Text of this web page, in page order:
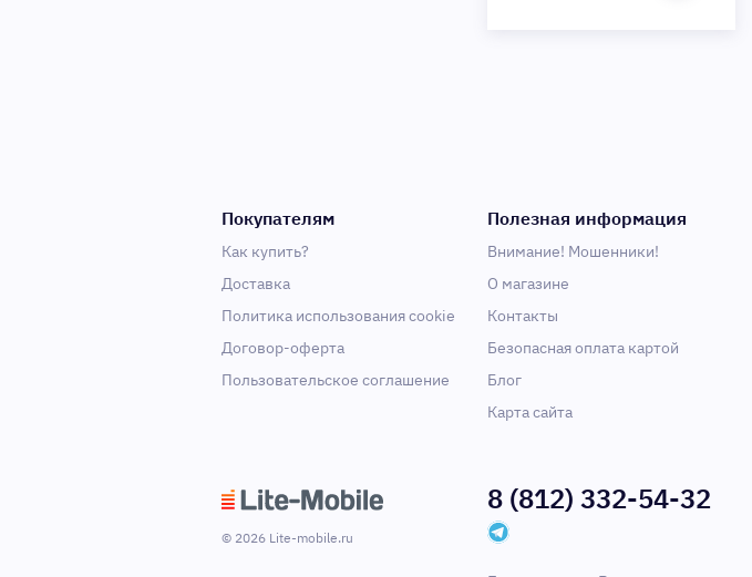
Покупателям
Как купить?
Доставка
Политика использования cookie
Договор-оферта
Пользовательское соглашение
Полезная информация
Внимание! Мошенники!
О магазине
Контакты
Безопасная оплата картой
Блог
Карта сайта
© 2026 Lite-mobile.ru
8 (812) 332-54-32